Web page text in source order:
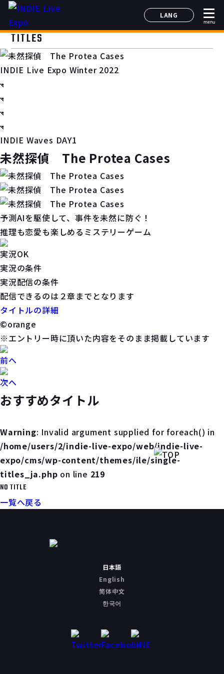
LANG
日本語
menu
TITLES
INDIE Live Expo Winter 2022
INDIE Waves DAY1
未然探偵 The Protea Cases
予測AIを駆使して、事件を未然に防ぐ！
推理も恋愛も楽しめるミステリーゲーム
実況OK
実況の条件
実況配信の条件
配信できるのは２章までとなります
タイトルの詳細
©orange
※エントリー時に頂いた内容をそのまま掲載しています
前へ
次へ
おすすめタイトル
Warning: Invalid argument supplied for foreach() in
/home/users/2/indie-live-expo/web/indie-live-
expo/cms/wp-content/themes/ile/single-
titles_ja.php on line 219
NO TITLE
一覧へ戻る
日本語
English
简体中文
한국어